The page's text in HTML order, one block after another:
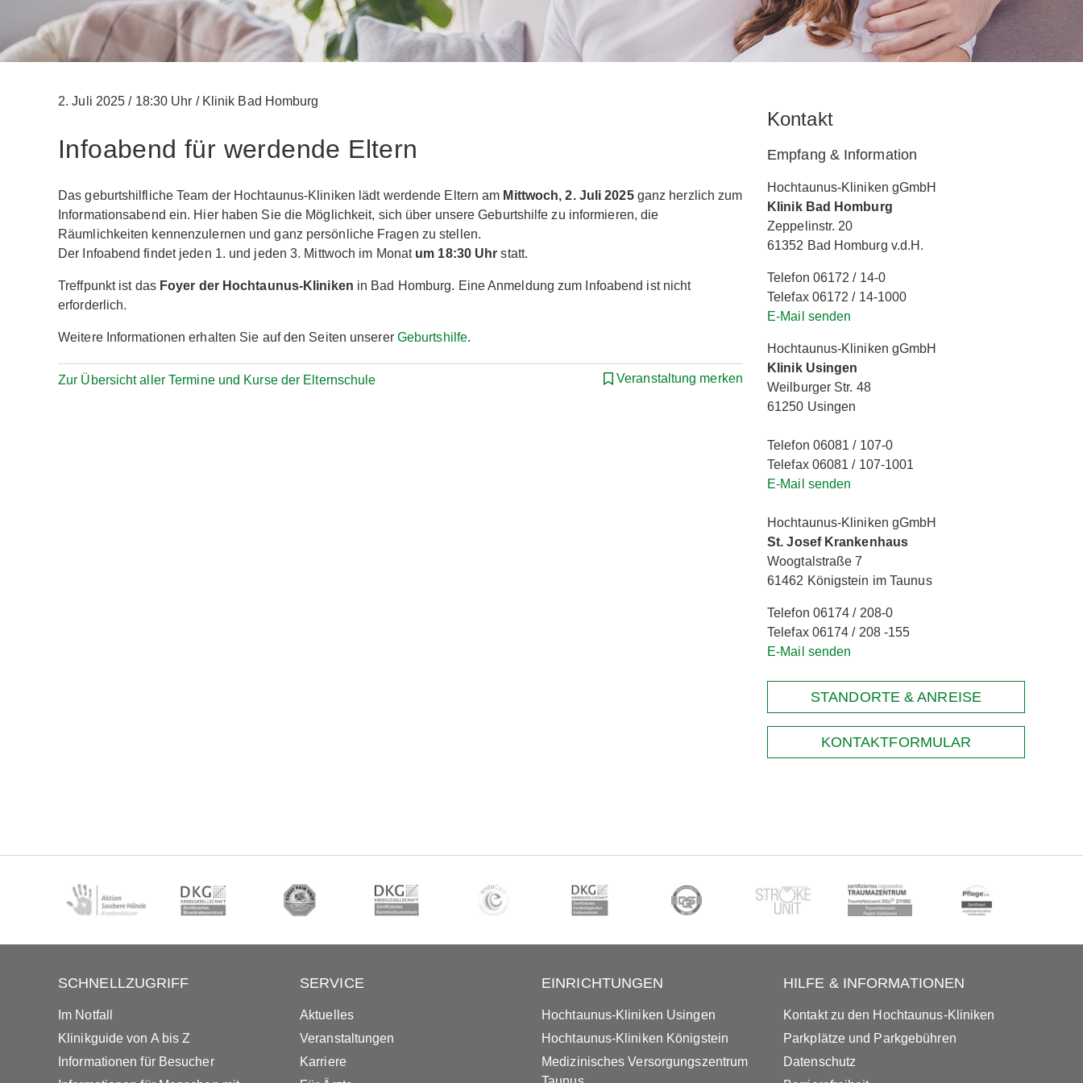
2. Juli 2025/18:30 Uhr /Klinik Bad Homburg
Infoabend für werdende Eltern
Das geburtshilfliche Team der Hochtaunus-Kliniken lädt werdende Eltern am Mittwoch, 2. Juli 2025ganz herzlich zum
Informationsabend ein. Hier haben Sie die Möglichkeit, sich über unsere Geburtshilfe zu informieren, die
Räumlichkeiten kennenzulernen und ganz persönliche Fragen zu stellen.
Der Infoabend findet jeden 1. und jeden 3. Mittwoch im Monat um 18:30 Uhr statt.
Treffpunkt ist das Foyer der Hochtaunus-Kliniken in Bad Homburg. Eine Anmeldung zum Infoabend ist nicht
erforderlich.
Weitere Informationen erhalten Sie auf den Seiten unserer Geburtshilfe.
Zur Übersicht aller Termine und Kurse der Elternschule Veranstaltung merken
Kontakt
Empfang & Information
Hochtaunus-Kliniken gGmbH
Klinik Bad Homburg
Zeppelinstr. 20
61352 Bad Homburg v.d.H.
Telefon 06172 / 14-0
Telefax 06172 / 14-1000
E-Mail senden
Hochtaunus-Kliniken gGmbH
Klinik Usingen
Weilburger Str. 48
61250 Usingen
Telefon 06081 / 107-0
Telefax 06081 / 107-1001
E-Mail senden
Hochtaunus-Kliniken gGmbH
St. Josef Krankenhaus
Woogtalstraße 7
61462 Königstein im Taunus
Telefon 06174 / 208-0
Telefax 06174 / 208 -155
E-Mail senden
STANDORTE & ANREISE
KONTAKTFORMULAR
SCHNELLZUGRIFF
Im Notfall
Klinikguide von A bis Z
Informationen für Besucher
SERVICE
Aktuelles
Veranstaltungen
Karriere
EINRICHTUNGEN
Hochtaunus-Kliniken Usingen
Hochtaunus-Kliniken Königstein
Medizinisches Versorgungszentrum
HILFE & INFORMATIONEN
Kontakt zu den Hochtaunus-Kliniken
Parkplätze und Parkgebühren
Datenschutz